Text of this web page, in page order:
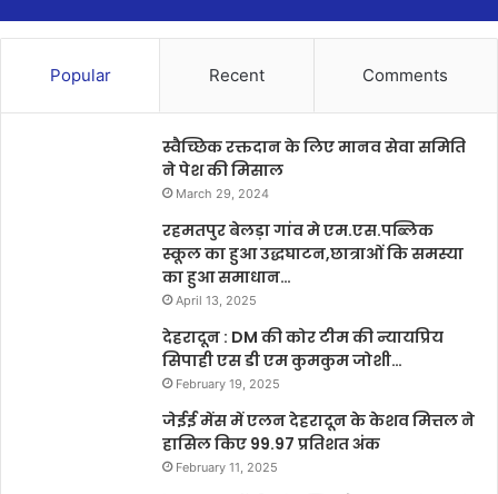
Popular Recent Comments
स्वैच्छिक रक्तदान के लिए मानव सेवा समिति
ने पेश की मिसाल
March 29, 2024
रहमतपुर बेलड़ा गांव मे एम.एस.पब्लिक
स्कूल का हुआ उद्धघाटन,छात्राओं कि समस्या
का हुआ समाधान…
April 13, 2025
देहरादून : DM की कोर टीम की न्यायप्रिय
सिपाही एस डी एम कुमकुम जोशी…
February 19, 2025
जेईई मेंस में एलन देहरादून के केशव मित्तल ने
हासिल किए 99.97 प्रतिशत अंक
February 11, 2025